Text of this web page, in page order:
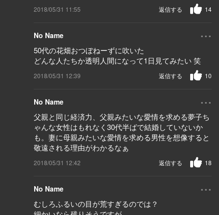
2018/05/31 11:55 14
返信する
No Name ...
50代の花畑おつぼねーずに吹いた
どんな人たちか透明人間になって1日見てみたい 笑
2018/05/31 12:39 10
返信する
No Name ...
父親と同じ経済力、父親みたいな愛情を求める夢子ち
ゃんな女性はもれなく30代半ばで結婚していないか
も。妻に母親みたいな愛情を求める男性を想像すると
敬遠される理由がわかるなぁ
2018/05/31 12:42 18
返信する
No Name ...
むしろふるいの目が荒すぎるのでは？